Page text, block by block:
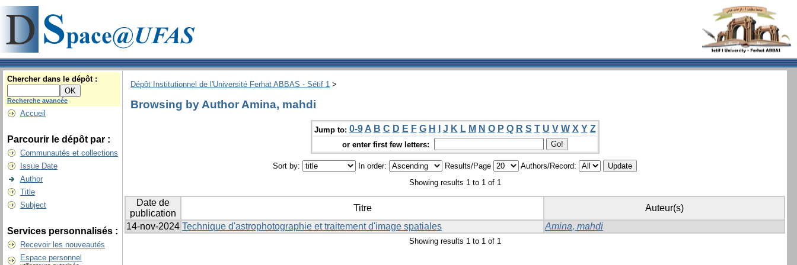
Chercher dans le dépôt :
Recherche avancée
Accueil
Parcourir le dépôt par :
Communautés et collections
Issue Date
Author
Title
Subject
Services personnalisés :
Recevoir les nouveautés
Espace personnel
Dépôt Institutionnel de l'Université Ferhat ABBAS - Sétif 1 >
Browsing by Author Amina, mahdi
Jump to: 0-9 A B C D E F G H J K L M N O P Q R S T U V W X Y Z
or enter first few letters:
Sort by: In order: Results/Page
Authors/Record:
Showing results 1 to 1 of 1
Date de
publication
Titre
Auteur(s)
14-nov-2024 Technique d'astrophotographie et traitement d'image spatiales Amina, mahdi
Showing results 1 to 1 of 1